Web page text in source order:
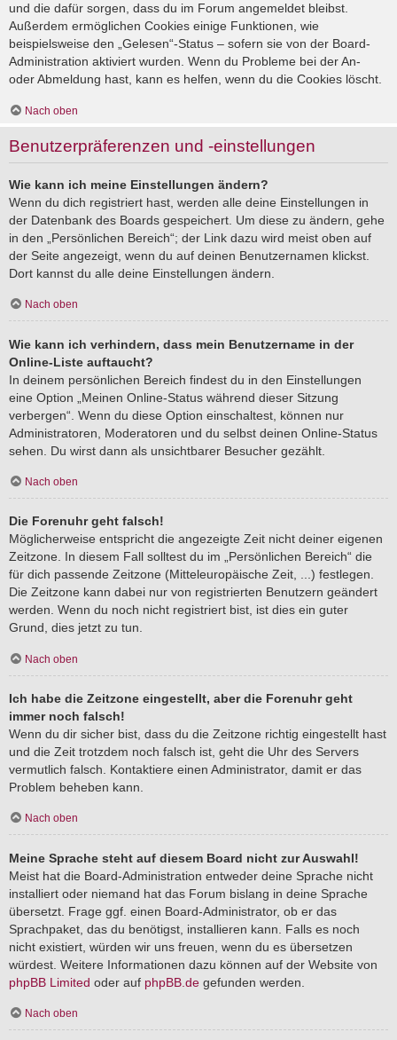
und die dafür sorgen, dass du im Forum angemeldet bleibst.
Außerdem ermöglichen Cookies einige Funktionen, wie
beispielsweise den „Gelesen“-Status – sofern sie von der Board-
Administration aktiviert wurden. Wenn du Probleme bei der An-
oder Abmeldung hast, kann es helfen, wenn du die Cookies löscht.
Nach oben
Benutzerpräferenzen und -einstellungen
Wie kann ich meine Einstellungen ändern?
Wenn du dich registriert hast, werden alle deine Einstellungen in
der Datenbank des Boards gespeichert. Um diese zu ändern, gehe
in den „Persönlichen Bereich“; der Link dazu wird meist oben auf
der Seite angezeigt, wenn du auf deinen Benutzernamen klickst.
Dort kannst du alle deine Einstellungen ändern.
Nach oben
Wie kann ich verhindern, dass mein Benutzername in der
Online-Liste auftaucht?
In deinem persönlichen Bereich findest du in den Einstellungen
eine Option „Meinen Online-Status während dieser Sitzung
verbergen“. Wenn du diese Option einschaltest, können nur
Administratoren, Moderatoren und du selbst deinen Online-Status
sehen. Du wirst dann als unsichtbarer Besucher gezählt.
Nach oben
Die Forenuhr geht falsch!
Möglicherweise entspricht die angezeigte Zeit nicht deiner eigenen
Zeitzone. In diesem Fall solltest du im „Persönlichen Bereich“ die
für dich passende Zeitzone (Mitteleuropäische Zeit, ...) festlegen.
Die Zeitzone kann dabei nur von registrierten Benutzern geändert
werden. Wenn du noch nicht registriert bist, ist dies ein guter
Grund, dies jetzt zu tun.
Nach oben
Ich habe die Zeitzone eingestellt, aber die Forenuhr geht
immer noch falsch!
Wenn du dir sicher bist, dass du die Zeitzone richtig eingestellt hast
und die Zeit trotzdem noch falsch ist, geht die Uhr des Servers
vermutlich falsch. Kontaktiere einen Administrator, damit er das
Problem beheben kann.
Nach oben
Meine Sprache steht auf diesem Board nicht zur Auswahl!
Meist hat die Board-Administration entweder deine Sprache nicht
installiert oder niemand hat das Forum bislang in deine Sprache
übersetzt. Frage ggf. einen Board-Administrator, ob er das
Sprachpaket, das du benötigst, installieren kann. Falls es noch
nicht existiert, würden wir uns freuen, wenn du es übersetzen
würdest. Weitere Informationen dazu können auf der Website von
phpBB Limited oder auf phpBB.de gefunden werden.
Nach oben